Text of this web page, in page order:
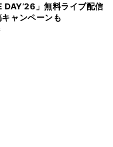
DAY’26」無料ライブ配信
ャンペーンも